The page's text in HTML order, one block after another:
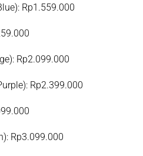
Rp1.559.000
Rp2.099.000
Rp2.399.000
Rp3.099.000